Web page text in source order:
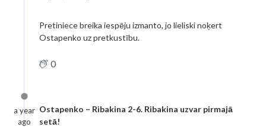
Pretiniece breika iespēju izmanto, jo lieliski noķert
Ostapenko uz pretkustību.
0
a year
ago
Ostapenko – Ribakina 2-6. Ribakina uzvar pirmajā
setā!